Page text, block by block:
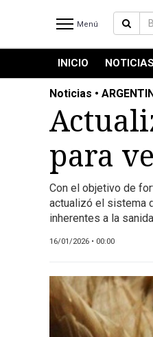
NOTICIAS RECIENTES
NOTICIAS
ARTICULOS
PRODUCCIÓN
PROCESO
PRODUCTO
NUEVOS PRODUCTOS
REVISTAS
CATÁLOGO DE CORTES
CARNE VACUNA
Menú
INICIO NOTICIAS
Noticias •
para
Con el objetivo de
actualizó el sistema
inherentes a la
16/01/2026 • 00:00